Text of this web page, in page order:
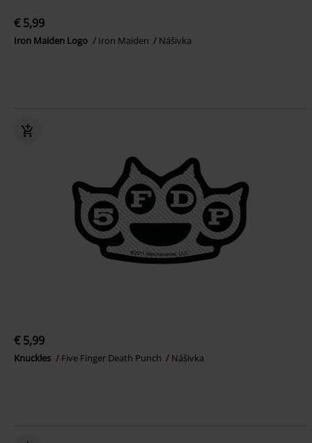
€ 5,99
Iron Maiden Logo Iron Maiden Nášivka
€ 5,99
Knuckles Five Finger Death Punch Nášivka